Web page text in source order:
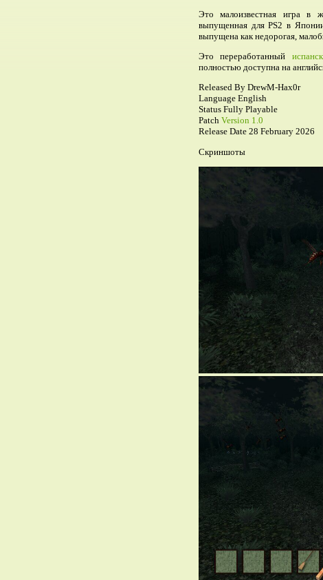
Это малоизвестная игра в
выпущенная для PS2 в
выпущена как недорогая,
Это переработанный
полностью доступна на
Released By DrewM-Hax0r
Language English
Status Fully Playable
Patch Version 1.0
Release Date 28 February 2026
Скриншоты